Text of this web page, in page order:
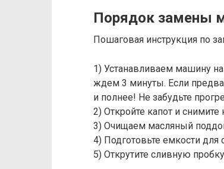
Порядок замены
Пошаговая инструкция по
1) Устанавливаем машину
ждем 3 минуты. Если
и полнее! Не забудьте
2) Откройте капот и
3) Очищаем масляный
4) Подготовьте емкости для
5) Открутите сливную